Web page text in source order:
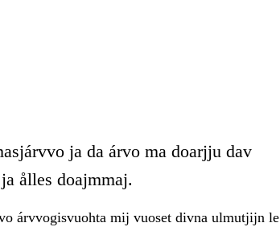
ja da árvo ma doarjju dav
ålles doajmmaj.
árvvogisvuohta mij vuoset divna ulmutjijn le